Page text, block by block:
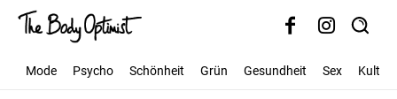
Mode Psycho Schönheit Grün Gesundheit Sex Kultur